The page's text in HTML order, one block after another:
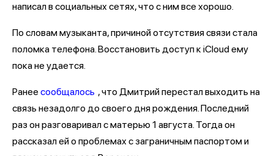
написал в социальных сетях, что с ним все хорошо.
По словам музыканта, причиной отсутствия связи стала
поломка телефона. Восстановить доступ к iCloud ему
пока не удается.
Ранее сообщалось , что Дмитрий перестал выходить на
связь незадолго до своего дня рождения. Последний
раз он разговаривал с матерью 1 августа. Тогда он
рассказал ей о проблемах с заграничным паспортом и